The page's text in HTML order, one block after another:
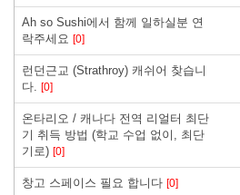
Ah so Sushi에서 함께 일하실분 연
락주세요 [0]
런던근교 (Strathroy) 캐쉬어 찾습니
다. [0]
온타리오 / 캐나다 전역 리얼터 최단
기 취득 방법 (학교 수업 없이, 최단
기로) [0]
창고 스페이스 필요 합니다 [0]